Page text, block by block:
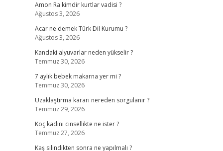
Amon Ra kimdir kurtlar vadisi ?
Ağustos 3, 2026
Acar ne demek Türk Dil Kurumu ?
Ağustos 3, 2026
Kandaki alyuvarlar neden yükselir ?
Temmuz 30, 2026
7 aylık bebek makarna yer mi ?
Temmuz 30, 2026
Uzaklaştırma kararı nereden sorgulanır ?
Temmuz 29, 2026
Koç kadını cinsellikte ne ister ?
Temmuz 27, 2026
Kaş silindikten sonra ne yapılmalı ?